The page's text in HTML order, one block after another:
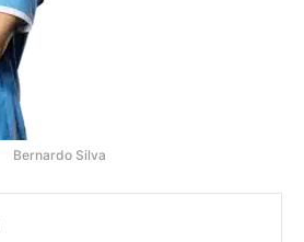
Bernardo Silva